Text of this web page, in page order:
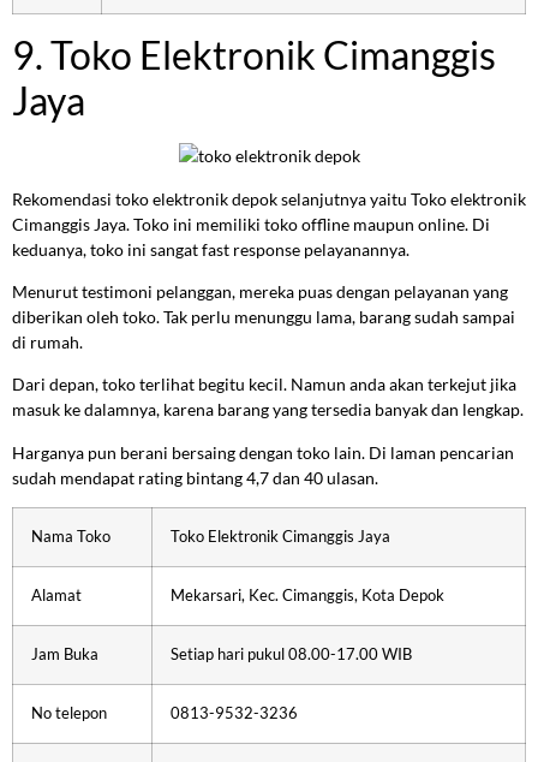
9. Toko Elektronik Cimanggis
Jaya
Rekomendasi toko elektronik depok selanjutnya yaitu Toko elektronik
Cimanggis Jaya. Toko ini memiliki toko offline maupun online. Di
keduanya, toko ini sangat fast response pelayanannya.
Menurut testimoni pelanggan, mereka puas dengan pelayanan yang
diberikan oleh toko. Tak perlu menunggu lama, barang sudah sampai
di rumah.
Dari depan, toko terlihat begitu kecil. Namun anda akan terkejut jika
masuk ke dalamnya, karena barang yang tersedia banyak dan lengkap.
Harganya pun berani bersaing dengan toko lain. Di laman pencarian
sudah mendapat rating bintang 4,7 dan 40 ulasan.
Nama Toko Toko Elektronik Cimanggis Jaya
Alamat Mekarsari, Kec. Cimanggis, Kota Depok
Jam Buka Setiap hari pukul 08.00-17.00 WIB
No telepon 0813-9532-3236